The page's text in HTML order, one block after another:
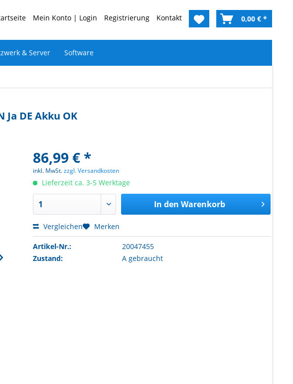
Mein Konto | Login Registrierung Kontakt 0,00 € *
& Server Software
Ja DE Akku OK
86,99 € *
inkl. MwSt.zzgl. Versandkosten
Lieferzeit ca. 3-5 Werktage
In den Warenkorb
Vergleichen Merken
Artikel-Nr.:
20047455
Zustand:
A gebraucht